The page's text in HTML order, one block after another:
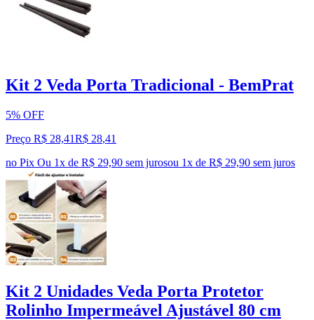
Kit 2 Veda Porta Tradicional - BemPrat
5% OFF
Preço R$ 28,41R$ 28,41
no Pix Ou 1x de R$ 29,90 sem jurosou 1x de R$ 29,90 sem juros
Kit 2 Unidades Veda Porta Protetor
Rolinho Impermeável Ajustável 80 cm